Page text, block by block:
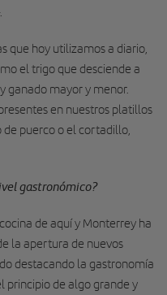
que hoy utilizamos a diario,
el trigo que desciende a
ganado mayor y menor.
en nuestros platillos
puerco o el cortadillo,
gastronómico?
de aquí y Monterrey ha
la apertura de nuevos
destacando la gastronomía
principio de algo grande y